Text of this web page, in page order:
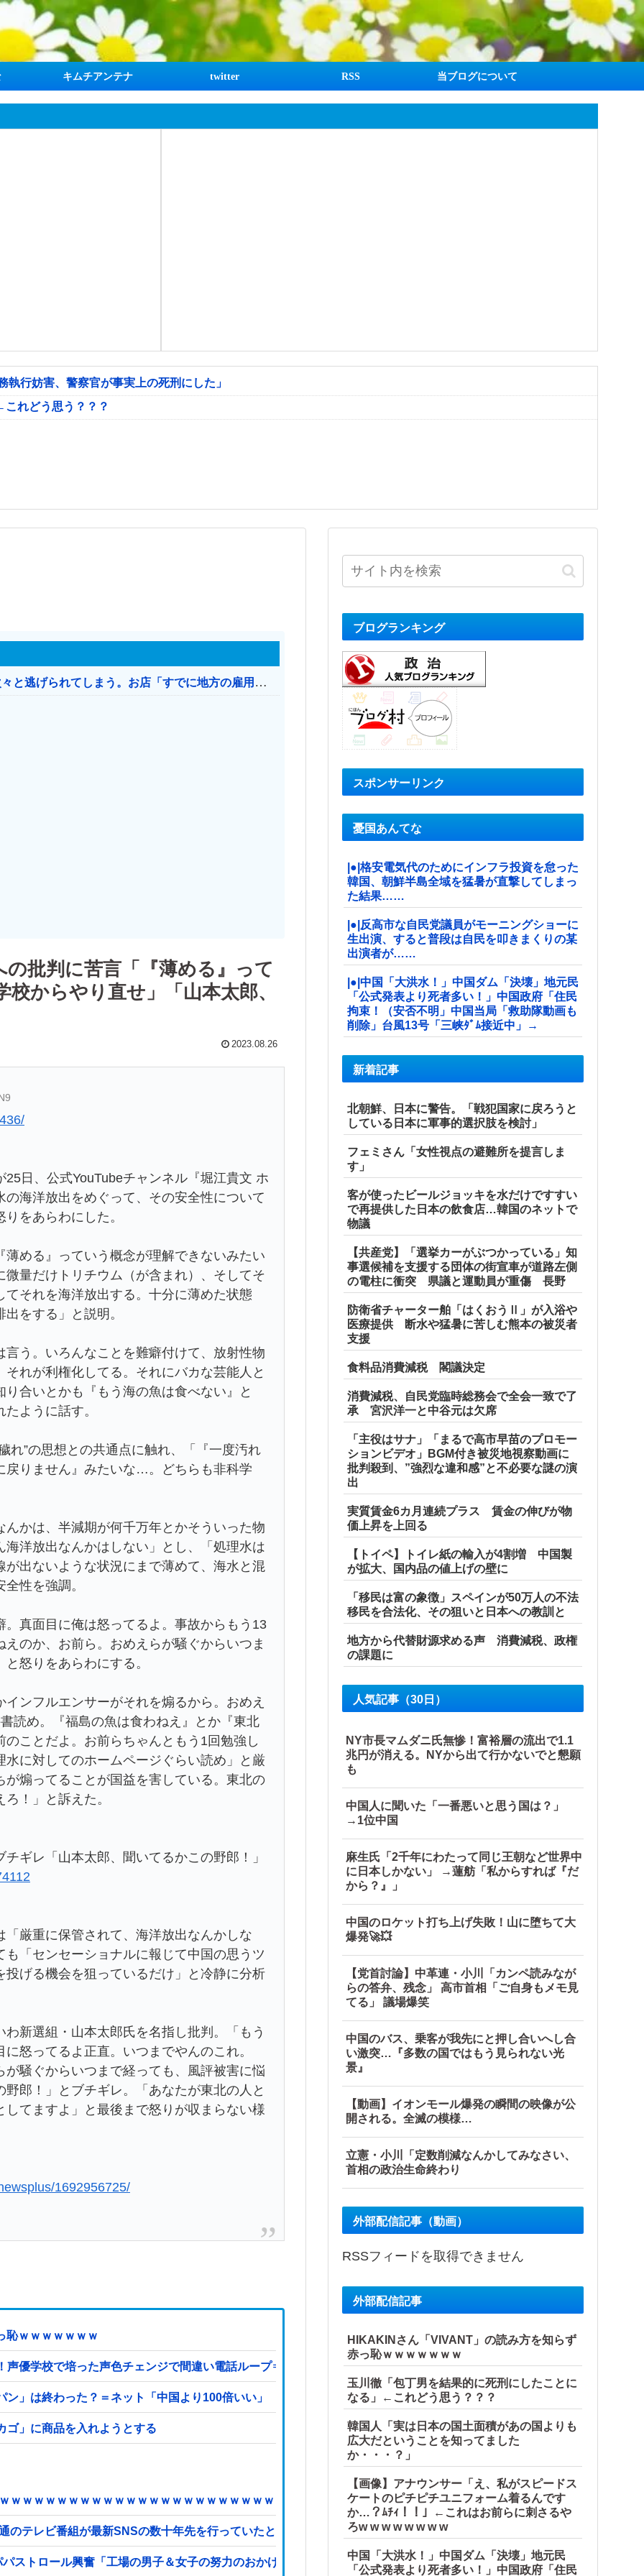
キムチアンテナ twitter RSS 当ブログについて
行妨害、警察官が事実上の死刑にした」
れどう思う？？？
日本のお店、時給1500円でもミャンマー人に次々と逃げられてしまう。お店「すでに地方の雇用は崩壊」
批判に苦言「『薄める』って
からやり直せ」「山本太郎、
2023.08.26
日、公式YouTubeチャンネル『堀江貴文 ホ
海洋放出をめぐって、その安全性について
をあらわにした。
める』っていう概念が理解できないみたい
量だけトリチウム（が含まれ）、そしてそ
それを海洋放出する。十分に薄めた状態
をする」と説明。
う。いろんなことを難癖付けて、放射性物
れが利権化してる。それにバカな芸能人と
合いとかも『もう海の魚は食べない』と
ように話す。
れ”の思想との共通点に触れ、「『一度汚れ
戻りません』みたいな…。どちらも非科学
かは、半減期が何千万年とかそういった物
洋放出なんかはしない」とし、「処理水は
出ないような状況にまで薄めて、海水と混
性を強調。
真面目に俺は怒ってるよ。事故からもう13
のか、お前ら。おめえらが騒ぐからいつま
怒りをあらわにする。
ンフルエンサーがそれを煽るから。おめえ
読め。『福島の魚は食わねえ』とか『東北
ことだよ。お前らちゃんともう1回勉強し
に対してのホームページぐらい読め」と厳
煽ってることが国益を害している。東北の
！」と訴えた。
ギレ「山本太郎、聞いてるかこの野郎！」
厳重に保管されて、海洋放出なんかしな
「センセーショナルに報じて中国の思うツ
げる機会を狙っているだけ」と冷静に分析
新選組・山本太郎氏を名指し批判。「もう
怒ってるよ正直。いつまでやんのこれ。
騒ぐからいつまで経っても、風評被害に悩
郎！」とブチギレ。「あなたが東北の人と
てますよ」と最後まで怒りが収まらない様
1692956725/
恥ｗｗｗｗｗｗｗ
声優学校で培った声色チェンジで間違い電話ループ⇒極道になりすましてドス声で脅した結果←声優スキルの無駄遣いが最
」は終わった？＝ネット「中国より100倍いい」
ゴ」に商品を入れようとする
ｗｗｗｗｗｗｗｗｗｗｗｗｗｗｗｗｗｗｗｗｗｗｗｗｗｗｗｗｗｗｗｗｗｗｗｗｗ
テレビ番組が最新SNSの数十年先を行っていたと話題に
ストロール興奮「工場の男子＆女子の努力のおかげ」他
ブログランキング
スポンサーリンク
憂国あんてな
|●|格安電気代のためにインフラ投資を怠った
韓国、朝鮮半島全域を猛暑が直撃してしまっ
た結果……
|●|反高市な自民党議員がモーニングショーに
生出演、すると普段は自民を叩きまくりの某
出演者が……
|●|中国「大洪水！」中国ダム「決壊」地元民
「公式発表より死者多い！」中国政府「住民
拘束！（安否不明」中国当局「救助隊動画も
削除」台風13号「三峡ﾀﾞﾑ接近中」→
新着記事
北朝鮮、日本に警告。「戦犯国家に戻ろうと
している日本に軍事的選択肢を検討」
フェミさん「女性視点の避難所を提言しま
す」
客が使ったビールジョッキを水だけですすい
で再提供した日本の飲食店…韓国のネットで
物議
【共産党】「選挙カーがぶつかっている」知
事選候補を支援する団体の街宣車が道路左側
の電柱に衝突 県議と運動員が重傷 長野
防衛省チャーター舶「はくおうⅡ」が入浴や
医療提供 断水や猛暑に苦しむ熊本の被災者
支援
食料品消費減税 閣議決定
消費減税、自民党臨時総務会で全会一致で了
承 宮沢洋一と中谷元は欠席
「主役はサナ」「まるで高市早苗のプロモー
ションビデオ」BGM付き被災地視察動画に
批判殺到、”強烈な違和感”と不必要な謎の演
出
実質賃金6カ月連続プラス 賃金の伸びが物
価上昇を上回る
【トイペ】トイレ紙の輸入が4割増 中国製
が拡大、国内品の値上げの壁に
「移民は富の象徴」スペインが50万人の不法
移民を合法化、その狙いと日本への教訓と
地方から代替財源求める声 消費減税、政権
の課題に
人気記事（30日）
NY市長マムダニ氏無惨！富裕層の流出で1.1
兆円が消える。NYから出て行かないでと懇願
も
中国人に聞いた「一番悪いと思う国は？」
→1位中国
麻生氏「2千年にわたって同じ王朝など世界中
に日本しかない」 →蓮舫「私からすれば『だ
から？』」
中国のロケット打ち上げ失敗！山に堕ちて大
爆発🚀💥
【党首討論】中革連・小川「カンペ読みなが
らの答弁、残念」 高市首相「ご自身もメモ見
てる」 議場爆笑
中国のバス、乗客が我先にと押し合いへし合
い激突…『多数の国ではもう見られない光
景』
【動画】イオンモール爆発の瞬間の映像が公
開される。全滅の模様…
立憲・小川「定数削減なんかしてみなさい、
首相の政治生命終わり
外部配信記事（動画）
RSSフィードを取得できません
外部配信記事
HIKAKINさん「VIVANT」の読み方を知らず
赤っ恥ｗｗｗｗｗｗｗ
玉川徹「包丁男を結果的に死刑にしたことに
なる」←これどう思う？？？
韓国人「実は日本の国土面積があの国よりも
広大だということを知ってました
か・・・？」
【画像】アナウンサー「え、私がスピードス
ケートのピチピチユニフォーム着るんです
か…？ﾑﾁｨ！！」←これはお前らに刺さるや
ろw w w w w w w w
中国「大洪水！」中国ダム「決壊」地元民
「公式発表より死者多い！」中国政府「住民